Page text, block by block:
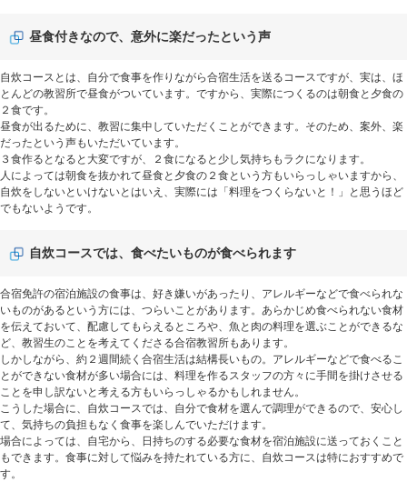
昼食付きなので、意外に楽だったという声
自炊コースとは、自分で食事を作りながら合宿生活を送るコースですが、実は、ほ
とんどの教習所で昼食がついています。ですから、実際につくるのは朝食と夕食の
２食です。
昼食が出るために、教習に集中していただくことができます。そのため、案外、楽
だったという声もいただいています。
３食作るとなると大変ですが、２食になると少し気持ちもラクになります。
人によっては朝食を抜かれて昼食と夕食の２食という方もいらっしゃいますから、
自炊をしないといけないとはいえ、実際には「料理をつくらないと！」と思うほど
でもないようです。
自炊コースでは、食べたいものが食べられます
合宿免許の宿泊施設の食事は、好き嫌いがあったり、アレルギーなどで食べられな
いものがあるという方には、つらいことがあります。あらかじめ食べられない食材
を伝えておいて、配慮してもらえるところや、魚と肉の料理を選ぶことができるな
ど、教習生のことを考えてくださる合宿教習所もあります。
しかしながら、約２週間続く合宿生活は結構長いもの。アレルギーなどで食べるこ
とができない食材が多い場合には、料理を作るスタッフの方々に手間を掛けさせる
ことを申し訳ないと考える方もいらっしゃるかもしれません。
こうした場合に、自炊コースでは、自分で食材を選んで調理ができるので、安心し
て、気持ちの負担もなく食事を楽しんでいただけます。
場合によっては、自宅から、日持ちのする必要な食材を宿泊施設に送っておくこと
もできます。食事に対して悩みを持たれている方に、自炊コースは特におすすめで
す。